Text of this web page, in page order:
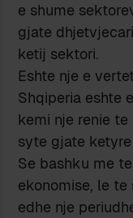
e shume
gjate
ketij sektori.
Eshte nje e
Shqiperia eshte
kemi nje renie
syte gjate
Se bashku me
ekonomise, le
edhe nje